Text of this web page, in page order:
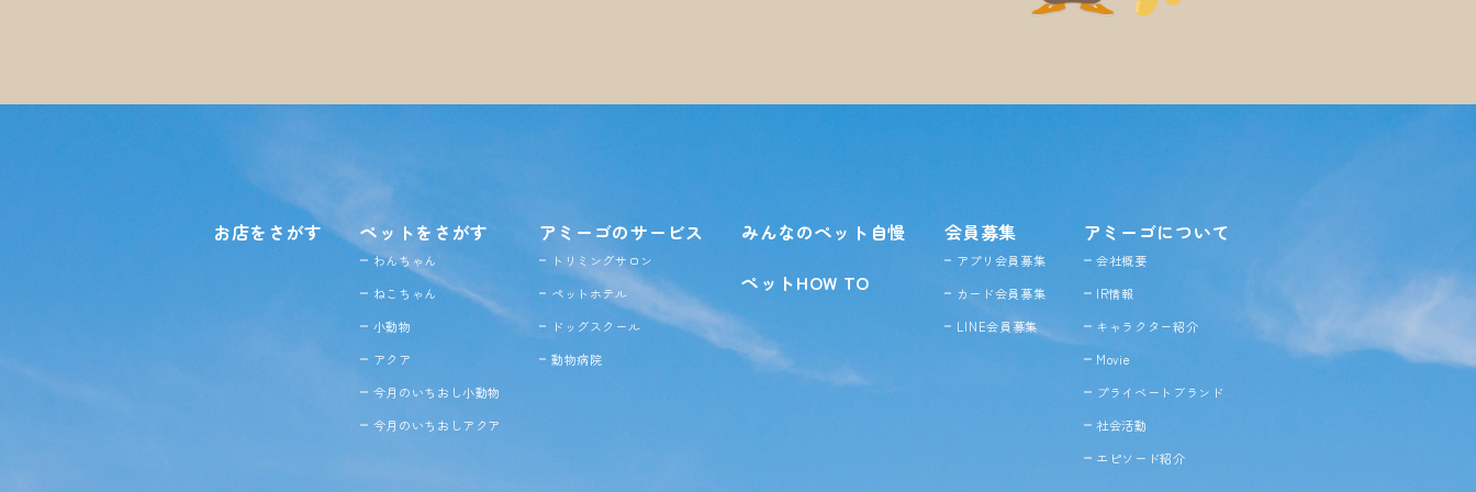
お店をさがす ペットをさがす
わんちゃん
ねこちゃん
小動物
アクア
今月のいちおし小動物
今月のいちおしアクア
アミーゴのサービス
トリミングサロン
ペットホテル
ドッグスクール
動物病院
みんなのペット自慢
ペットHOW TO
会員募集
アプリ会員募集
カード会員募集
LINE会員募集
アミーゴについて
会社概要
IR情報
キャラクター紹介
Movie
プライベートブランド
社会活動
エピソード紹介